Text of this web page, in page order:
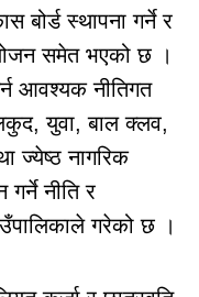
बोर्ड स्थापना गर्ने र
समेत भएको छ ।
आवश्यक नीतिगत
युवा, बाल क्लव,
ज्येष्ठ नागरिक
नीति र
गरेको छ ।